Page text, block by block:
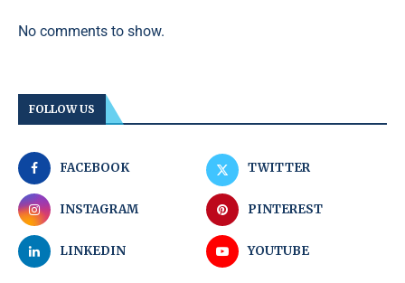
No comments to show.
FOLLOW US
FACEBOOK TWITTER
INSTAGRAM PINTEREST
LINKEDIN YOUTUBE